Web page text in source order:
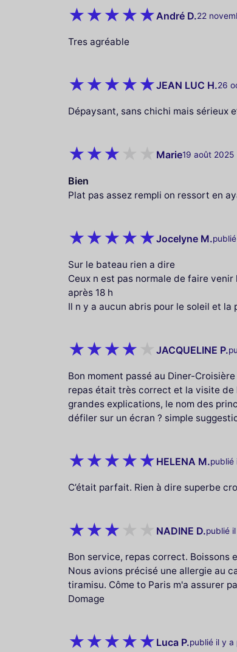
André D.22
Tres agréable
JEAN LUC H.26
Dépaysant, sans chichi mais sérieux
Marie19 août 2025
Bien
Plat pas assez rempli on ressort en
Jocelyne M.
Sur le bateau rien a dire
Ceux n est pas normale de faire
après 18 h
Il n y a aucun abris pour le soleil et la
JACQUELINE P.
Bon moment passé au Diner-
repas était très correct et la visite
grandes explications, le nom des
défiler sur un écran ? simple
HELENA M.publié
C’était parfait. Rien à dire superbe
NADINE D.publié
Bon service, repas correct. Boissons
Nous avions précisé une allergie au
tiramisu. Côme to Paris m'a assurer
Domage
Luca P.publié il y a